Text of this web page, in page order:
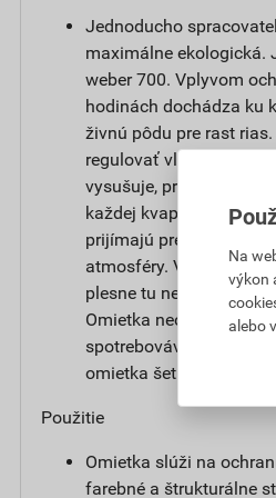
Jednoducho
maximálne ekologická.
weber 700. Vplyvom
hodinách dochádza ku
živnú pôdu pre rast
regulovať vlhkosť. Po
vysušuje, pretože
každej kvapky vody.
prijímajú prebytočnú
atmosféry. Vodný
plesne tu nenájdu
Omietka neobsahuje
spotrebovávané a
omietka šetrná k
Použitie
Omietka slúži na
farebné a štrukturálne
Na
výkon
alebo